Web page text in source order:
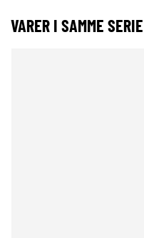
VARER I SAMME SERIE